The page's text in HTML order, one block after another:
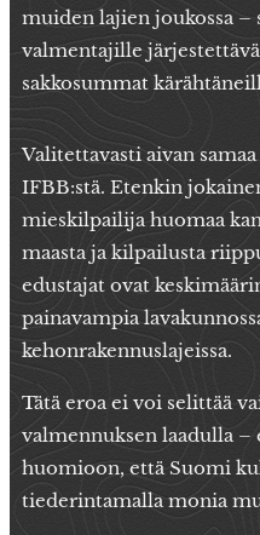
muiden lajien joukossa –
valmentajille
sakkosummat
Valitettavasti aivan
IFBB:stä. Etenkin
mieskilpailija huomaa
maasta ja kilpailusta
edustajat ovat
painavampia
kehonrakennuslajeissa.
Tätä eroa ei voi selittää
valmennuksen laadulla –
huomioon, että Suomi
tiederintamalla monia